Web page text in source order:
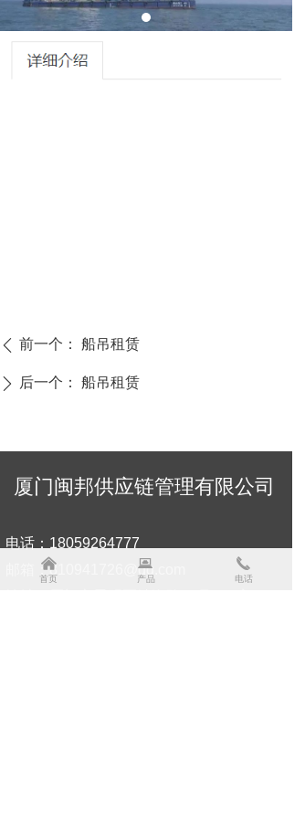
ꄴ 前一个： 船吊租赁
ꄲ 后一个： 船吊租赁
厦门闽邦供应链管理有限公司
电话：18059264777
邮箱：810941726@qq.com
낀
首页
뀵
产品
끅
电话